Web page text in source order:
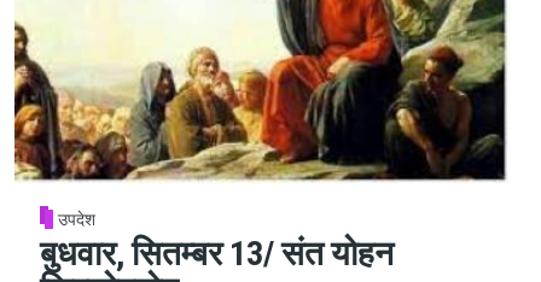
उपदेश
बुधवार, सितम्बर 13/ संत योहन